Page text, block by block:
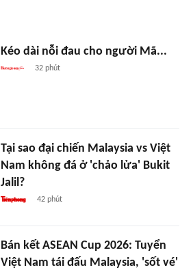
Kéo dài nỗi đau cho người Mã...
32 phút
Tại sao đại chiến Malaysia vs Việt
Nam không đá ở 'chảo lửa' Bukit
Jalil?
42 phút
Bán kết ASEAN Cup 2026: Tuyển
Việt Nam tái đấu Malaysia, 'sốt vé'